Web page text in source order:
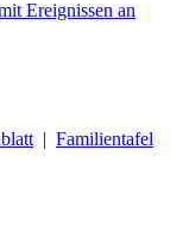
| Familientafel